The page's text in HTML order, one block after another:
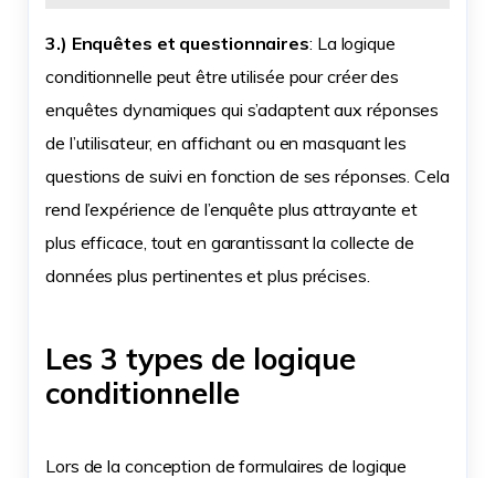
3.) Enquêtes et questionnaires: La logique
conditionnelle peut être utilisée pour créer des
enquêtes dynamiques qui s’adaptent aux réponses
de l’utilisateur, en affichant ou en masquant les
questions de suivi en fonction de ses réponses. Cela
rend l’expérience de l’enquête plus attrayante et
plus efficace, tout en garantissant la collecte de
données plus pertinentes et plus précises.
Les 3 types de logique
conditionnelle
Lors de la conception de formulaires de logique